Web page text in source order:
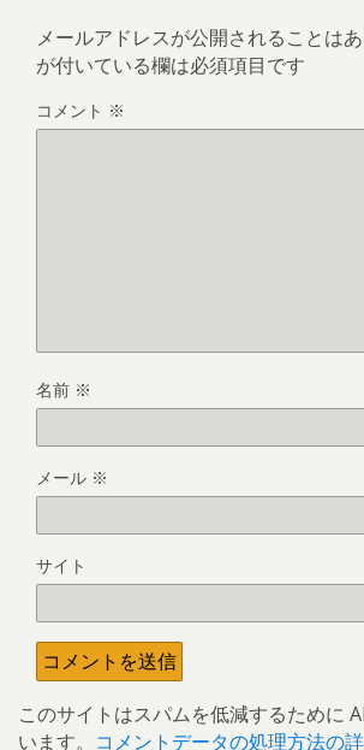
メールアドレスが公開されることはあ
が付いている欄は必須項目です
コメント ※
名前 ※
メール ※
サイト
このサイトはスパムを低減するために
います。 コメントデータの処理方法の